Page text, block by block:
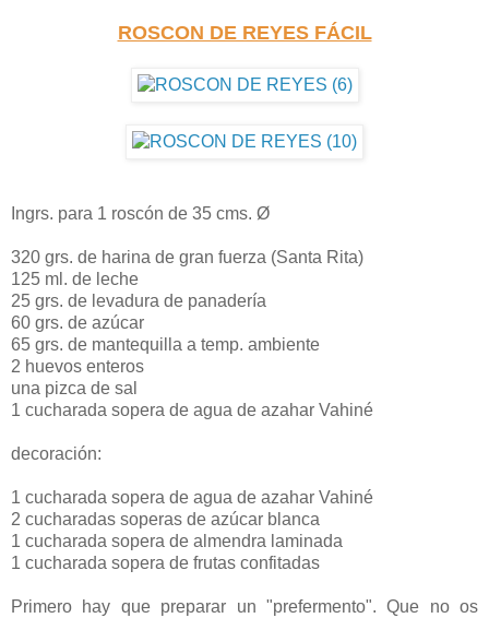
ROSCON DE REYES FÁCIL
Ingrs. para 1 roscón de 35 cms. Ø
320 grs. de harina de gran fuerza (Santa Rita)
125 ml. de leche
25 grs. de levadura de panadería
60 grs. de azúcar
65 grs. de mantequilla a temp. ambiente
2 huevos enteros
una pizca de sal
1 cucharada sopera de agua de azahar Vahiné
decoración:
1 cucharada sopera de agua de azahar Vahiné
2 cucharadas soperas de azúcar blanca
1 cucharada sopera de almendra laminada
1 cucharada sopera de frutas confitadas
Primero hay que preparar un "prefermento". Que no os